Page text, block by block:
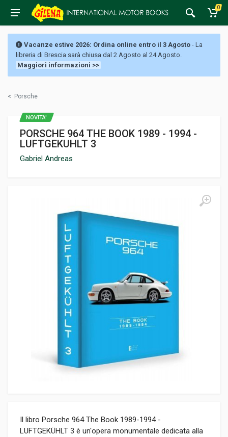
0
Vacanze estive 2026: Ordina online entro il 3 Agosto - La
libreria di Brescia sarà chiusa dal 2 Agosto al 24 Agosto.
Maggiori informazioni >>
< Porsche
PORSCHE 964 THE BOOK 1989 - 1994 -
LUFTGEKUHLT 3
Gabriel Andreas
Il libro Porsche 964 The Book 1989-1994 -
LUFTGEKÜHLT 3 è un'opera monumentale dedicata alla
NOVITA'